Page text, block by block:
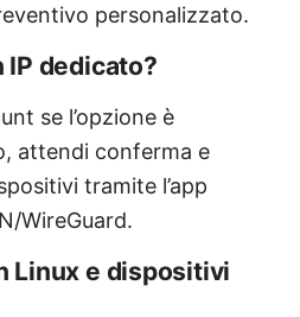
personalizzato.
IP dedicato?
se l’opzione è
attendi conferma e
tramite l’app
WireGuard.
Linux e dispositivi